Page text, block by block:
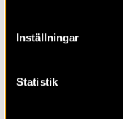
Inställningar
Statistik